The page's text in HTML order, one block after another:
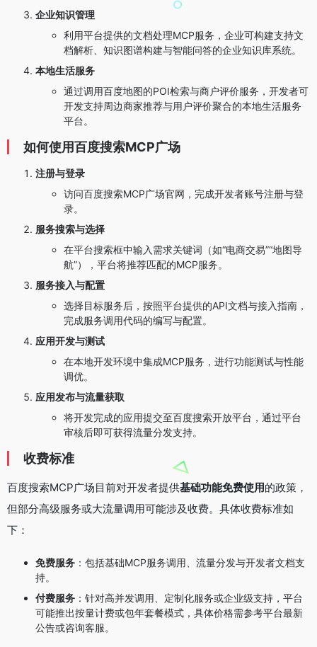
企业知识管理
利用平台提供的文档处理MCP服务，企业可构建支持文
档解析、知识图谱构建与智能问答的企业知识库系统。
本地生活服务
通过调用百度地图的POI检索与商户评价服务，开发者可
开发支持周边商家推荐与用户评价聚合的本地生活服务
平台。
如何使用百度搜索MCP广场
注册与登录
访问百度搜索MCP广场官网，完成开发者账号注册与登
录。
服务搜索与选择
在平台搜索框中输入需求关键词（如“电商交易”“地图导
航”），平台将推荐匹配的MCP服务。
服务接入与配置
选择目标服务后，按照平台提供的API文档与接入指南，
完成服务调用代码的编写与配置。
应用开发与测试
在本地开发环境中集成MCP服务，进行功能测试与性能
调优。
应用发布与流量获取
将开发完成的应用提交至百度搜索开放平台，通过平台
审核后即可获得流量分发支持。
收费标准
百度搜索MCP广场目前对开发者提供基础功能免费使用的政策，
但部分高级服务或大流量调用可能涉及收费。具体收费标准如
下：
免费服务 ：包括基础MCP服务调用、流量分发与开发者文档支
持。
付费服务 ：针对高并发调用、定制化服务或企业级支持，平台
可能推出按量计费或包年套餐模式，具体价格需参考平台最新
公告或咨询客服。